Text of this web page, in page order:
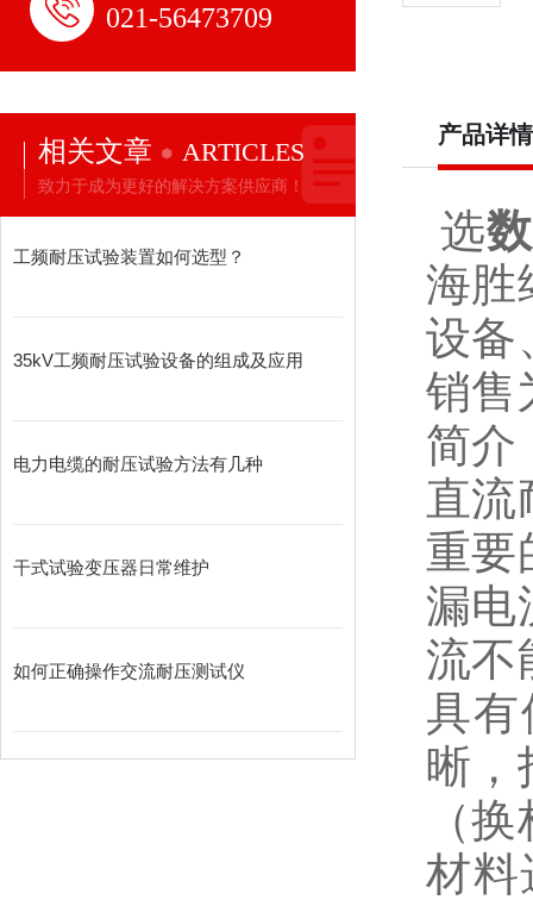
021-56473709
相关文章 ARTICLES
致力于成为更好的解决方案供应商！
工频耐压试验装置如何选型？
35kV工频耐压试验设备的组成及应用
电力电缆的耐压试验方法有几种
干式试验变压器日常维护
如何正确操作交流耐压测试仪
产品详情
选
海胜
设备
销售
简介
直流
重要
漏电
流不
具
晰，
（
材料